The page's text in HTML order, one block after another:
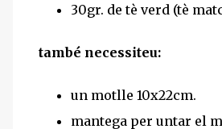
30gr. de tè verd (tè
també necessiteu:
un motlle 10x22cm.
mantega per untar el